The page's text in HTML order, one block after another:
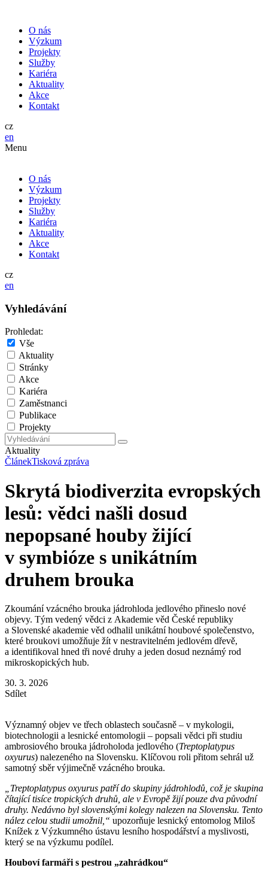
O nás
Výzkum
Projekty
Služby
Kariéra
Aktuality
Akce
Kontakt
cz
en
Menu
O nás
Výzkum
Projekty
Služby
Kariéra
Aktuality
Akce
Kontakt
cz
en
Vyhledávání
Prohledat:
Vše
Aktuality
Stránky
Akce
Kariéra
Zaměstnanci
Publikace
Projekty
Aktuality
ČlánekTisková zpráva
Skrytá biodiverzita evropských
lesů: vědci našli dosud
nepopsané houby žijící
v symbióze s unikátním
druhem brouka
Zkoumání vzácného brouka jádrohloda jedlového přineslo nové
objevy. Tým vedený vědci z Akademie věd České republiky
a Slovenské akademie věd odhalil unikátní houbové společenstvo,
které broukovi umožňuje žít v nestravitelném jedlovém dřevě,
a identifikoval hned tři nové druhy a jeden dosud neznámý rod
mikroskopických hub.
30. 3. 2026
Sdílet
Významný objev ve třech oblastech současně – v mykologii,
biotechnologii a lesnické entomologii – popsali vědci při studiu
ambrosiového brouka jádroholoda jedlového (Treptoplatypus
oxyurus) nalezeného na Slovensku. Klíčovou roli přitom sehrál už
samotný sběr výjimečně vzácného brouka.
„Treptoplatypus oxyurus patří do skupiny jádrohlodů, což je skupina
čítající tisíce tropických druhů, ale v Evropě žijí pouze dva původní
druhy. Nedávno byl slovenskými kolegy nalezen na Slovensku. Tento
nález celou studii umožnil,“ upozorňuje lesnický entomolog Miloš
Knížek z Výzkumného ústavu lesního hospodářství a myslivosti,
který se na výzkumu podílel.
Houboví farmáři s pestrou „zahrádkou“